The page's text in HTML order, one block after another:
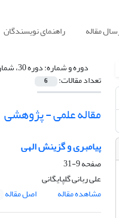
مقاله راهنمای نویسندگان
دوره و شماره:دوره 30، شماره 119، پاییز 1400، صفحه 1-166
تعداد مقالات: 6
مقاله علمی - پژوهشی
پیامبری و گزینش الهی
صفحه9-31
علی ربانی گلپایگانی
مشاهده مقاله
اصل مقاله